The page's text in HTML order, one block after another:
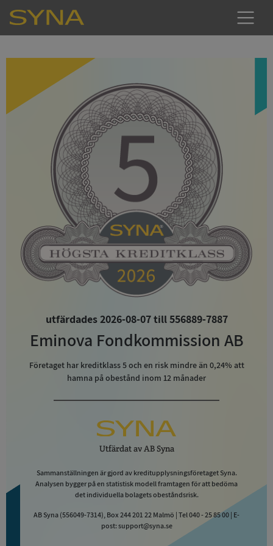
utfärdades 2026-08-07 till 556889-7887
Eminova Fondkommission AB
Företaget har kreditklass5och en risk mindre än 0,24% att
hamna på obestånd inom 12 månader
Utfärdat avAB Syna
Sammanställningen är gjord av kreditupplysningsföretaget Syna.
Analysen bygger på en statistisk modell framtagen för att bedöma
det individuella bolagets obeståndsrisk.
AB Syna (556049-7314), Box 244 201 22 Malmö | Tel 040 - 25 85 00 | E-
post: support@syna.se